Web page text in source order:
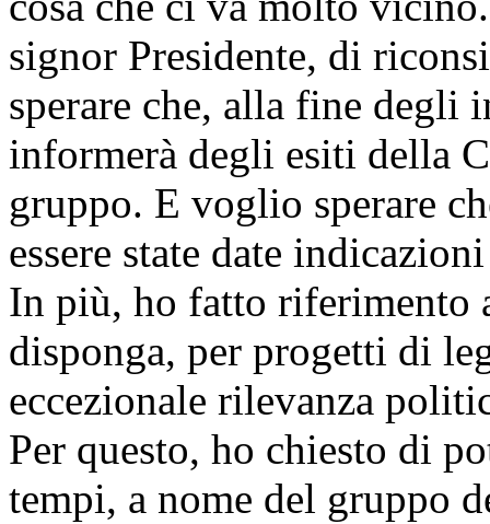
signor Presidente, di
sperare che, alla fine degli
informerà degli esiti della
gruppo. E voglio sperare
essere state date
In più, ho fatto riferimento
disponga, per progetti di
eccezionale rilevanza
Per questo, ho chiesto di
tempi, a nome del gruppo